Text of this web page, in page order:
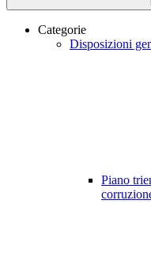
Categorie
Disposizioni
Piano